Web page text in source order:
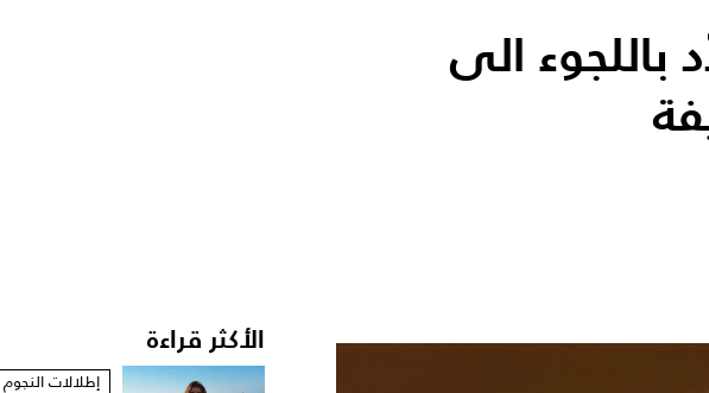
باللجوء الى
الأكثر قراءة
إطلالات النجوم